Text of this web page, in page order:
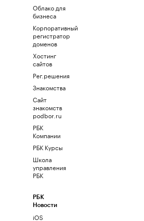
Облако для
бизнеса
Корпоративный
регистратор
доменов
Хостинг
сайтов
Рег.решения
Знакомства
Сайт
знакомств
podbor.ru
РБК
Компании
РБК Курсы
Школа
управления
РБК
РБК
Новости
iOS